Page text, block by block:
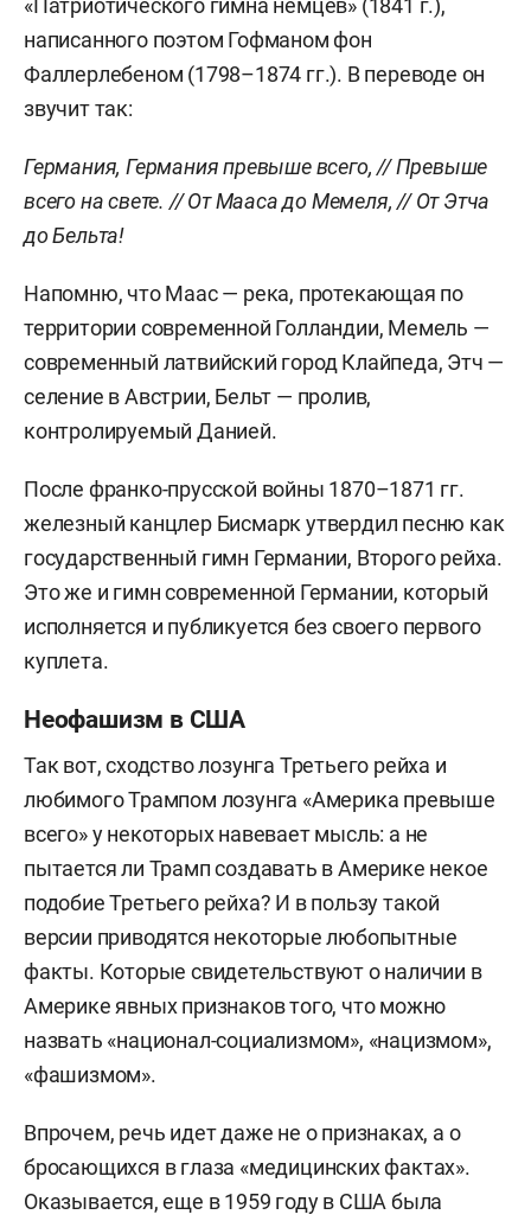
написанного поэтом Гофманом фон
Фаллерлебеном (1798–1874 гг.). В переводе он
звучит так:
Германия, Германия превыше всего, // Превыше
всего на свете. // От Мааса до Мемеля, // От Этча
до Бельта!
Напомню, что Маас — река, протекающая по
территории современной Голландии, Мемель —
современный латвийский город Клайпеда, Этч —
селение в Австрии, Бельт — пролив,
контролируемый Данией.
После франко-прусской войны 1870–1871 гг.
железный канцлер Бисмарк утвердил песню как
государственный гимн Германии, Второго рейха.
Это же и гимн современной Германии, который
исполняется и публикуется без своего первого
куплета.
Неофашизм в США
Так вот, сходство лозунга Третьего рейха и
любимого Трампом лозунга «Америка превыше
всего» у некоторых навевает мысль: а не
пытается ли Трамп создавать в Америке некое
подобие Третьего рейха? И в пользу такой
версии приводятся некоторые любопытные
факты. Которые свидетельствуют о наличии в
Америке явных признаков того, что можно
назвать «национал-социализмом», «нацизмом»,
«фашизмом».
Впрочем, речь идет даже не о признаках, а о
бросающихся в глаза «медицинских фактах».
Оказывается, еще в 1959 году в США была